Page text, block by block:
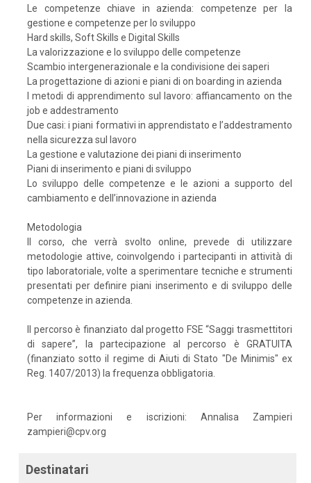
Le competenze chiave in azienda: competenze per la
gestione e competenze per lo sviluppo
Hard skills, Soft Skills e Digital Skills
La valorizzazione e lo sviluppo delle competenze
Scambio intergenerazionale e la condivisione dei saperi
La progettazione di azioni e piani di on boarding in azienda
I metodi di apprendimento sul lavoro: affiancamento on the
job e addestramento
Due casi: i piani formativi in apprendistato e l’addestramento
nella sicurezza sul lavoro
La gestione e valutazione dei piani di inserimento
Piani di inserimento e piani di sviluppo
Lo sviluppo delle competenze e le azioni a supporto del
cambiamento e dell’innovazione in azienda
Metodologia
Il corso, che verrà svolto online, prevede di utilizzare
metodologie attive, coinvolgendo i partecipanti in attività di
tipo laboratoriale, volte a sperimentare tecniche e strumenti
presentati per definire piani inserimento e di sviluppo delle
competenze in azienda.
Il percorso è finanziato dal progetto FSE “Saggi trasmettitori
di sapere”, la partecipazione al percorso è GRATUITA
(finanziato sotto il regime di Aiuti di Stato "De Minimis" ex
Reg. 1407/2013) la frequenza obbligatoria.
Per informazioni e iscrizioni: Annalisa Zampieri
zampieri@cpv.org
Destinatari